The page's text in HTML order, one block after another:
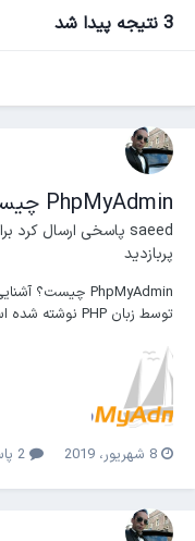
3 نتیجه پیدا شد
PhpMyAdmin چیست؟ آشنایی با PhpMyAdmin
saeed پاسخی ارسال کرد
پربازدید
پشتیبانی می کند. پی‌ اچ‌ پی‌
یا حذف پایگاه داده، جداول،
8 شهریور، 2019